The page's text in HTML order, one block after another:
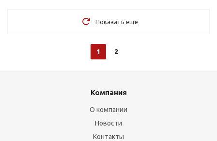
Показать еще
1 2
Компания
О компании
Новости
Контакты